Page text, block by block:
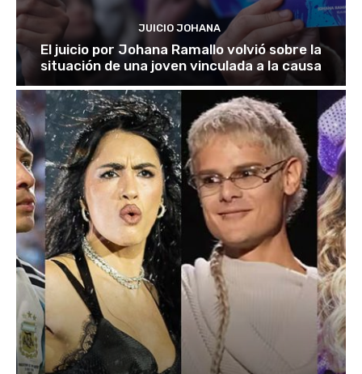
JUICIO JOHANA
El juicio por Johana Ramallo volvió sobre la
situación de una joven vinculada a la causa